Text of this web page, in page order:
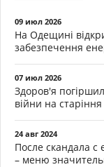
09 июл 2026
На Одещині
забезпечення
07 июл 2026
Здоров'я
війни на
24 авг 2024
После скандала
– меню